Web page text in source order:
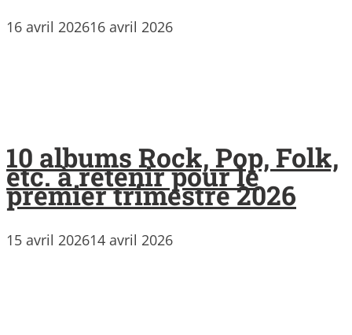
16 avril 202616 avril 2026
10 albums Rock, Pop, Folk,
etc. à retenir pour le
premier trimestre 2026
15 avril 202614 avril 2026